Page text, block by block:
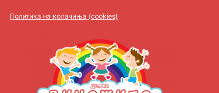
Политика на колачиња (cookies)